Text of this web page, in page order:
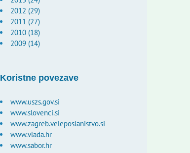
2012 (29)
2011 (27)
2010 (18)
2009 (14)
Koristne povezave
www.uszs.gov.si
www.slovenci.si
www.zagreb.veleposlanistvo.si
www.vlada.hr
www.sabor.hr